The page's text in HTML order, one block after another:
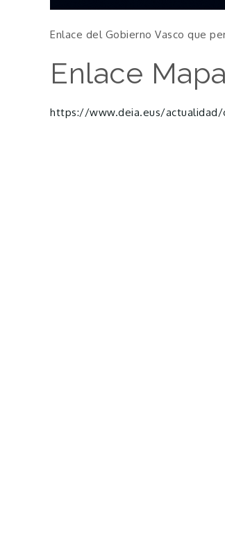
Enlace del Gobierno Vasco que
Enlace
https://www.deia.eus/actualidad/